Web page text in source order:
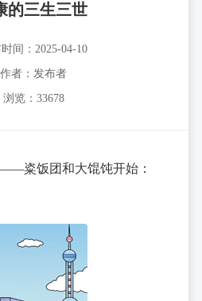
的三生三世
间：2025-04-10
作者：发布者
浏览：33678
粢饭团和大馄饨开始：